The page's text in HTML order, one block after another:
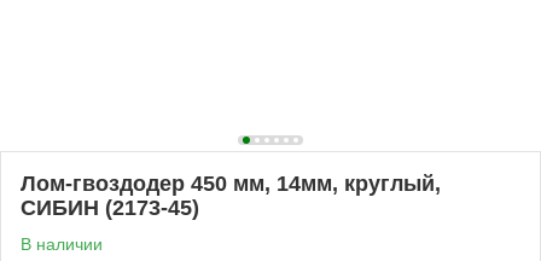
Лом-гвоздодер 450 мм, 14мм, круглый,
СИБИН (2173-45)
В наличии